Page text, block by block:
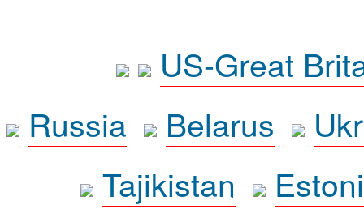
US-Great
Russia
Belarus
Tajikistan